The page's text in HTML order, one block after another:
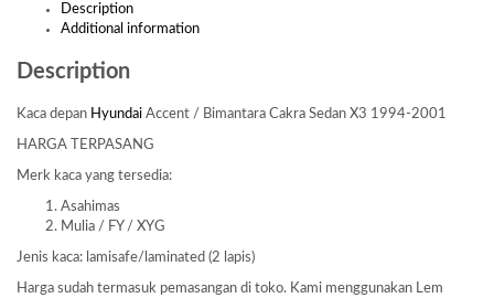
Description
Additional information
Description
Kaca depan Hyundai Accent / Bimantara Cakra Sedan X3 1994-2001
HARGA TERPASANG
Merk kaca yang tersedia:
Asahimas
Mulia / FY / XYG
Jenis kaca: lamisafe/laminated (2 lapis)
Harga sudah termasuk pemasangan di toko. Kami menggunakan Lem